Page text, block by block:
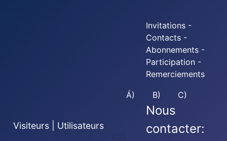
Visiteurs | Utilisateurs
Invitations -
Contacts -
Abonnements -
Participation -
Remerciements
Á) B) C)
Nous
contacter: